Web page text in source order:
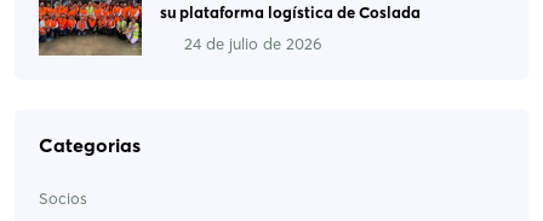
su plataforma logística de Coslada
24 de julio de 2026
Categorias
Socios